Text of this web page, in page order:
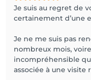
Je suis au regret de
certainement d’une
Je ne me suis pas
nombreux mois,
incompréhensible
associée à une visite